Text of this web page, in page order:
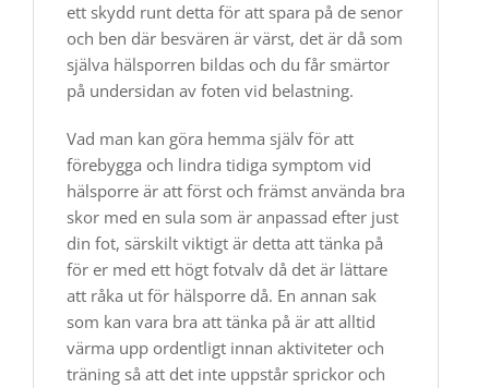
ett skydd runt detta för att spara på de senor
och ben där besvären är värst, det är då som
själva hälsporren bildas och du får smärtor
på undersidan av foten vid belastning.
Vad man kan göra hemma själv för att
förebygga och lindra tidiga symptom vid
hälsporre är att först och främst använda bra
skor med en sula som är anpassad efter just
din fot, särskilt viktigt är detta att tänka på
för er med ett högt fotvalv då det är lättare
att råka ut för hälsporre då. En annan sak
som kan vara bra att tänka på är att alltid
värma upp ordentligt innan aktiviteter och
träning så att det inte uppstår sprickor och